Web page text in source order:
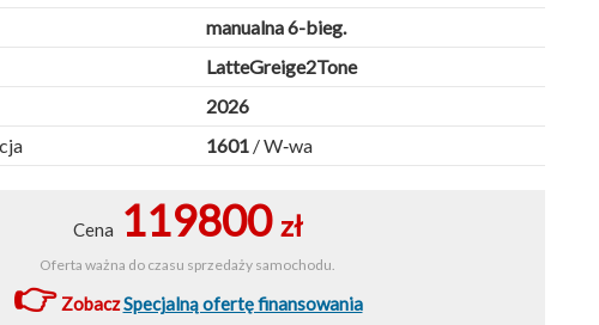
manualna 6-bieg.
LatteGreige2Tone
2026
1601 / W‑wa
Cena 119800 zł
Oferta ważna do czasu sprzedaży samochodu.
👉ZobaczSpecjalną ofertę finansowania